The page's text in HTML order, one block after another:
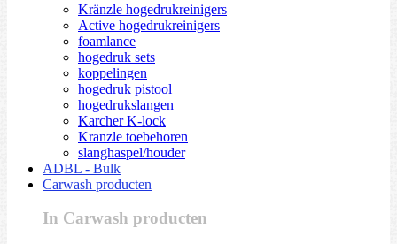
Kränzle hogedrukreinigers
Active hogedrukreinigers
foamlance
hogedruk sets
koppelingen
hogedruk pistool
hogedrukslangen
Karcher K-lock
Kranzle toebehoren
slanghaspel/houder
ADBL - Bulk
Carwash producten
In Carwash producten